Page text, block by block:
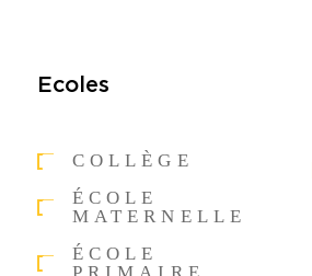
Ecoles
COLLÈGE
ÉCOLE
MATERNELLE
ÉCOLE